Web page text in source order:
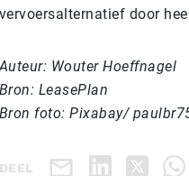
vervoersalternatief door
Wouter Hoeffnagel
Bron: LeasePlan
Bron foto: Pixabay/
DEEL